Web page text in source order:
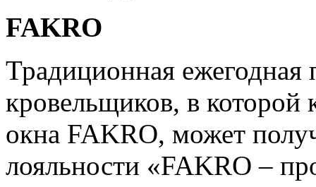
FAKRO
Традиционная ежегодная
кровельщиков, в
окна FAKRO, может
лояльности «FAKRO –